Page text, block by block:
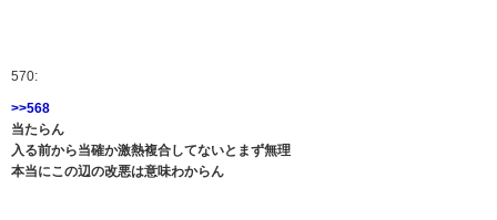
570:
>>568
当たらん
入る前から当確か激熱複合してないとまず無理
本当にこの辺の改悪は意味わからん